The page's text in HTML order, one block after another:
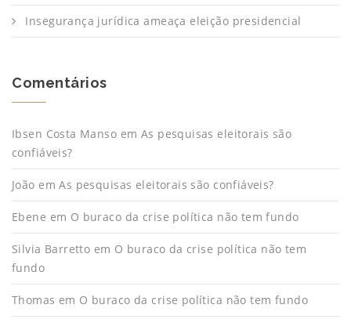
Insegurança jurídica ameaça eleição presidencial
Comentários
Ibsen Costa Manso em As pesquisas eleitorais são
confiáveis?
João emAs pesquisas eleitorais são confiáveis?
Ebene em O buraco da crise política não tem fundo
Silvia Barretto em O buraco da crise política não tem
fundo
Thomas em O buraco da crise política não tem fundo